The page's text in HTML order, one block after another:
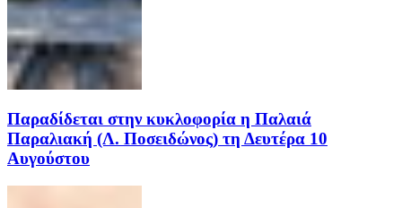
Παραδίδεται στην κυκλοφορία η Παλαιά
Παραλιακή (Λ. Ποσειδώνος) τη Δευτέρα 10
Αυγούστου